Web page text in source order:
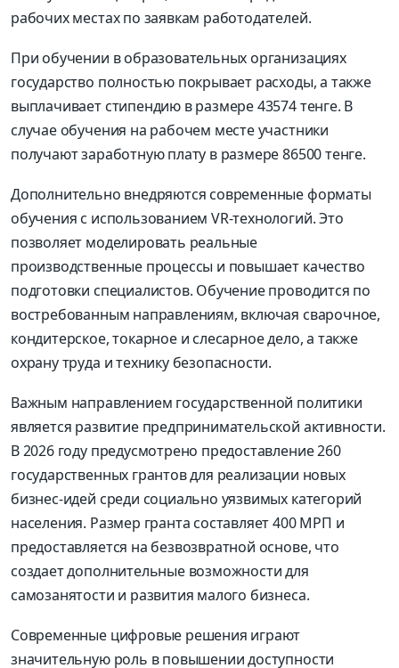
рабочих местах по заявкам работодателей.
При обучении в образовательных организациях
государство полностью покрывает расходы, а также
выплачивает стипендию в размере 43574 тенге. В
случае обучения на рабочем месте участники
получают заработную плату в размере 86500 тенге.
Дополнительно внедряются современные форматы
обучения с использованием VR-технологий. Это
позволяет моделировать реальные
производственные процессы и повышает качество
подготовки специалистов. Обучение проводится по
востребованным направлениям, включая сварочное,
кондитерское, токарное и слесарное дело, а также
охрану труда и технику безопасности.
Важным направлением государственной политики
является развитие предпринимательской активности.
В 2026 году предусмотрено предоставление 260
государственных грантов для реализации новых
бизнес-идей среди социально уязвимых категорий
населения. Размер гранта составляет 400 МРП и
предоставляется на безвозвратной основе, что
создает дополнительные возможности для
самозанятости и развития малого бизнеса.
Современные цифровые решения играют
значительную роль в повышении доступности